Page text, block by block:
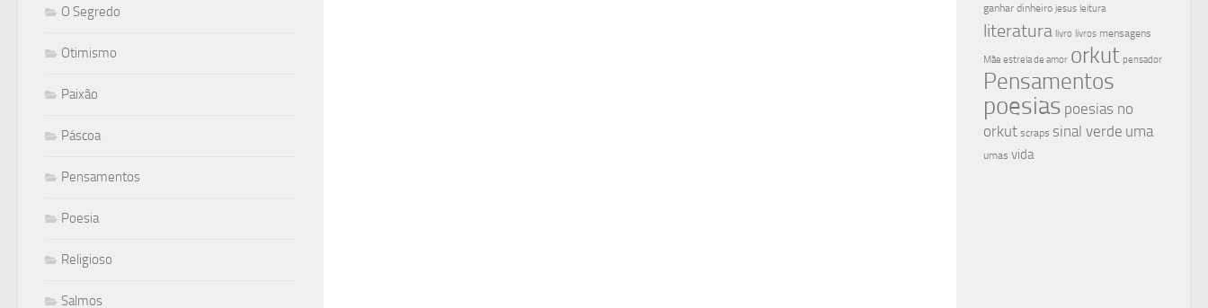
O Segredo
Otimismo
Paixão
Páscoa
Pensamentos
Poesia
Religioso
Salmos
ganhar dinheiro jesus leitura
literatura livro livros mensagens
Mãe estrela de amor orkut pensador
Pensamentos
poesias poesias no
orkut scraps sinal verde uma
umas vida